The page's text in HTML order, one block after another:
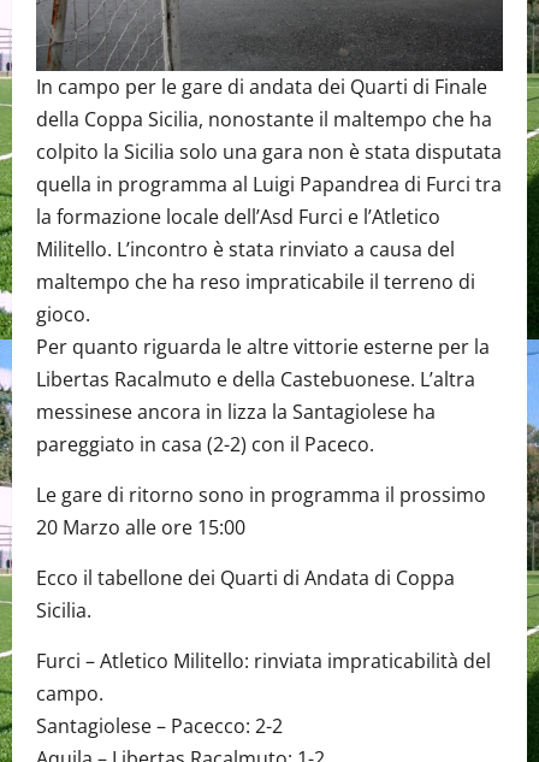
In campo per le gare di andata dei Quarti di Finale
della Coppa Sicilia, nonostante il maltempo che ha
colpito la Sicilia solo una gara non è stata disputata
quella in programma al Luigi Papandrea di Furci tra
la formazione locale dell’Asd Furci e l’Atletico
Militello. L’incontro è stata rinviato a causa del
maltempo che ha reso impraticabile il terreno di
gioco.
Per quanto riguarda le altre vittorie esterne per la
Libertas Racalmuto e della Castebuonese. L’altra
messinese ancora in lizza la Santagiolese ha
pareggiato in casa (2-2) con il Paceco.
Le gare di ritorno sono in programma il prossimo
20 Marzo alle ore 15:00
Ecco il tabellone dei Quarti di Andata di Coppa
Sicilia.
Furci – Atletico Militello: rinviata impraticabilità del
campo.
Santagiolese – Pacecco: 2-2